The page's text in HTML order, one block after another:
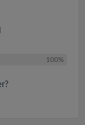
100%